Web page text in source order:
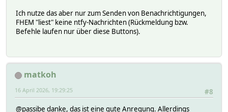
Ich nutze das aber nur zum Senden von Benachrichtigungen,
FHEM "liest" keine ntfy-Nachrichten (Rückmeldung bzw.
Befehle laufen nur über diese Buttons).
matkoh
#8
16 April 2026, 19:29:25
@passibe danke, das ist eine gute Anregung. Allerdings